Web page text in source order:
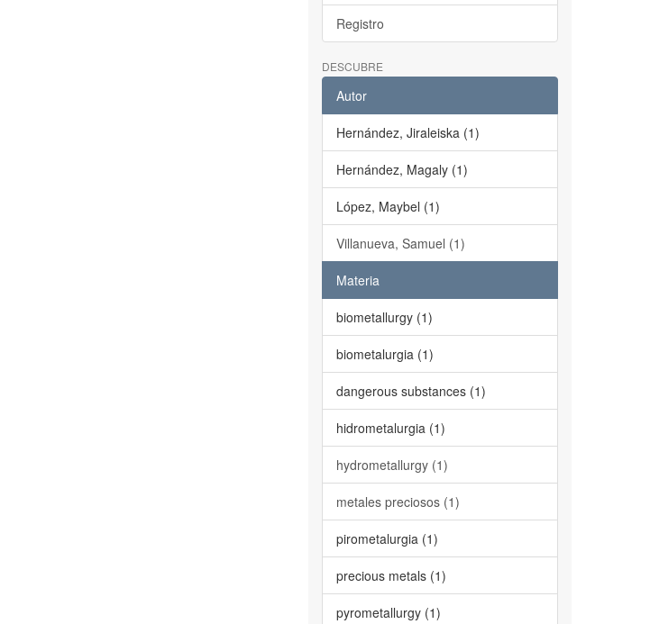
Registro
DESCUBRE
Autor
Hernández, Jiraleiska (1)
Hernández, Magaly (1)
López, Maybel (1)
Villanueva, Samuel (1)
Materia
biometallurgy (1)
biometalurgia (1)
dangerous substances (1)
hidrometalurgia (1)
hydrometallurgy (1)
metales preciosos (1)
pirometalurgia (1)
precious metals (1)
pyrometallurgy (1)